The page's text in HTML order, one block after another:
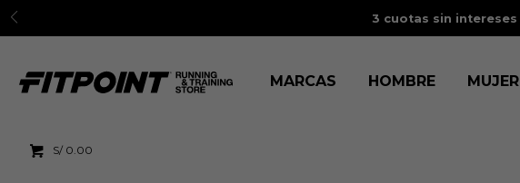
3 cuotas sin intereses
MARCAS HOMBRE MUJER
S/ 0.00